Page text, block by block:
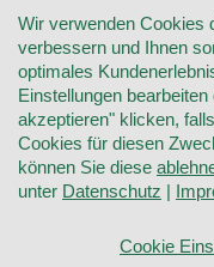
WIDERRUF
VERTRAG WIDERRUFEN
KONTAKT
DATENSCHUTZ
COOKIE-EINSTELLUNGEN
Wir verwenden Cookies
verbessern und Ihnen
optimales
Einstellungen
akzeptieren" klicken,
Cookies für diesen
können Sie diese
unter Datenschutz |
Cookie